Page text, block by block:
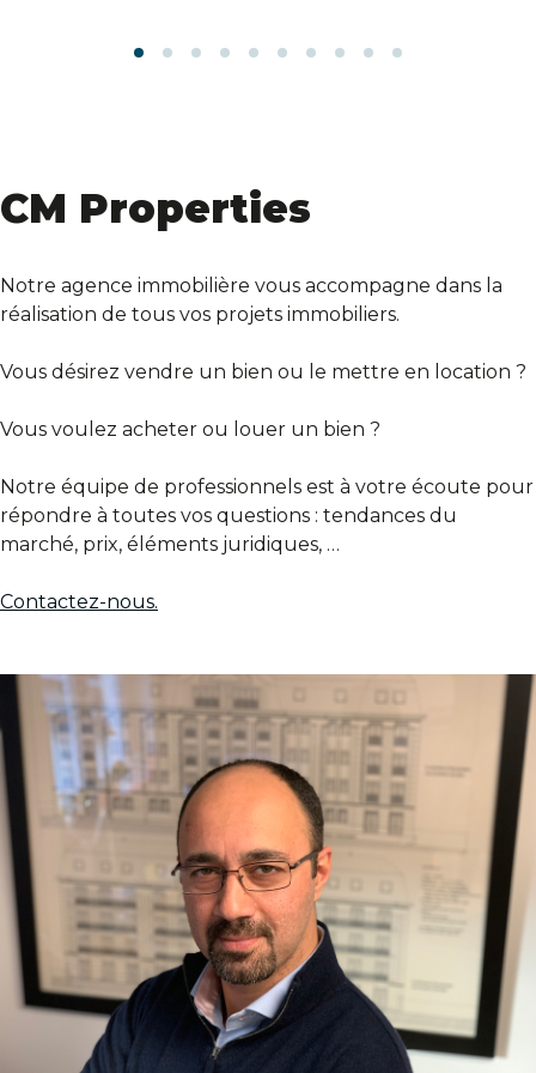
CM Properties
Notre agence immobilière vous accompagne dans la
réalisation de tous vos projets immobiliers.
Vous désirez vendre un bien ou le mettre en location ?
Vous voulez acheter ou louer un bien ?
Notre équipe de professionnels est à votre écoute pour
répondre à toutes vos questions : tendances du
marché, prix, éléments juridiques, …
Contactez-nous.